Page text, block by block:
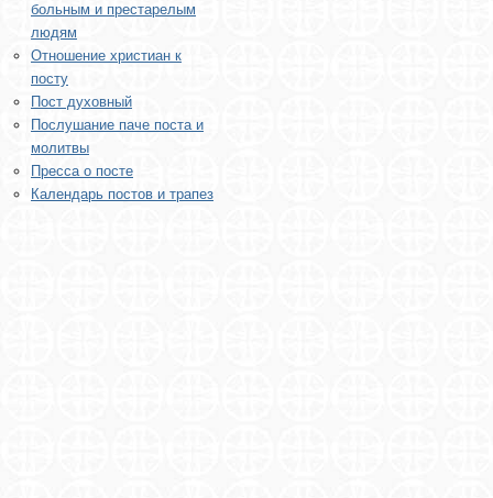
больным и престарелым
людям
Отношение христиан к
посту
Пост духовный
Послушание паче поста и
молитвы
Пресса о посте
Календарь постов и трапез